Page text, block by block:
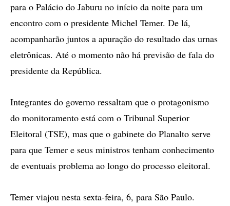
para o Palácio do Jaburu no início da noite para um
encontro com o presidente Michel Temer. De lá,
acompanharão juntos a apuração do resultado das urnas
eletrônicas. Até o momento não há previsão de fala do
presidente da República.
Integrantes do governo ressaltam que o protagonismo
do monitoramento está com o Tribunal Superior
Eleitoral (TSE), mas que o gabinete do Planalto serve
para que Temer e seus ministros tenham conhecimento
de eventuais problema ao longo do processo eleitoral.
Temer viajou nesta sexta-feira, 6, para São Paulo.